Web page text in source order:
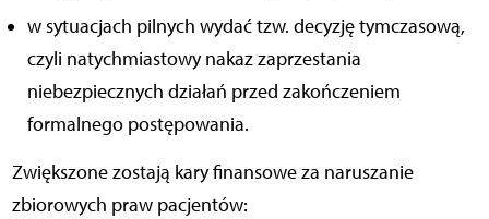
w sytuacjach pilnych wydać tzw. decyzję tymczasową,
czyli natychmiastowy nakaz zaprzestania
niebezpiecznych działań przed zakończeniem
formalnego postępowania.
Zwiększone zostają kary finansowe za naruszanie
zbiorowych praw pacjentów: